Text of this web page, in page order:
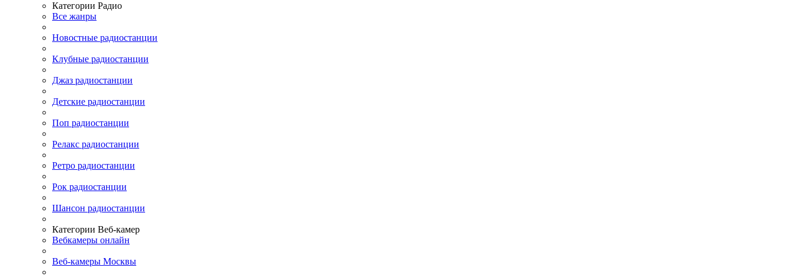
Категории Радио
Все жанры
Новостные радиостанции
Клубные радиостанции
Джаз радиостанции
Детские радиостанции
Поп радиостанции
Релакс радиостанции
Ретро радиостанции
Рок радиостанции
Шансон радиостанции
Категории Веб-камер
Вебкамеры онлайн
Веб-камеры Москвы